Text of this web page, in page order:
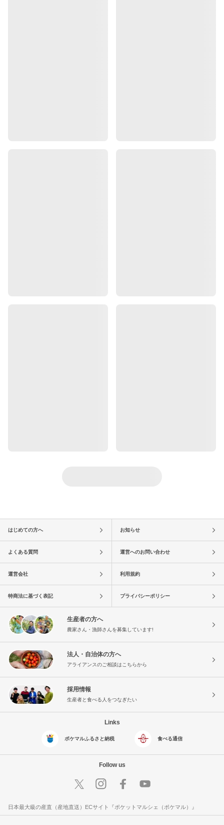
はじめての方へ お知らせ
よくある質問 運営へのお問い合わせ
運営会社 利用規約
特商法に基づく表記 プライバシーポリシー
生産者の方へ
農家さん・漁師さんを募集しています!
法人・自治体の方へ
アライアンスのご相談はこちらから
採用情報
生産者と食べる人をつなぎたい
Links
ポケマルふるさと納税 食べる通信
Follow us
日本最大級の産直（産地直送）ECサイト『ポケットマルシェ（ポケマル）』